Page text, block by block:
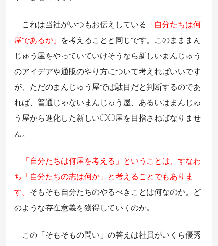
これは当社がいつもお伝えしている
「自分たちは何
屋であるか」 を考えることと同じです。このまままん
じゅう屋をやっていていけそうなら新しいまんじゅう
のアイデアや通販のやり方について考えればいいです
が、ただのまんじゅう屋では駄目だと判断するのであ
れば、普通じゃないまんじゅう屋、あるいはまんじゅ
う屋から進化した新しい◯◯屋を目指さねばなりませ
ん。
「自分たちは何屋を考える」ということは、すなわ
ち「自分たちの志は何か」と考えることでもありま
す。 そもそも自分たちのやるべきことは何なのか。ど
のような存在意義を獲得していくのか。
この「そもそもの問い」の答えは社員がいくら優秀